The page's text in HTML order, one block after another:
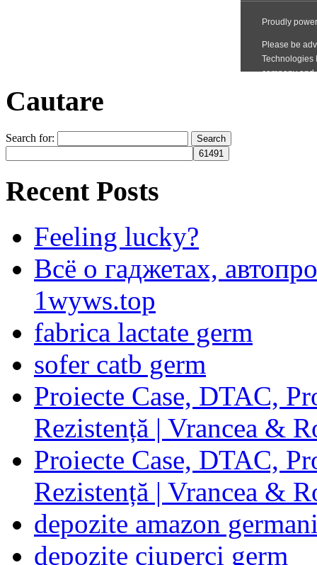
Cautare
Search for:
Recent Posts
Feeling lucky?
Всё о гаджетах,
1wyws.top
fabrica lactate germ
sofer catb germ
Proiecte Case, DTAC,
Rezistență | Vrancea &
Proiecte Case, DTAC,
Rezistență | Vrancea &
depozite amazon
depozite ciuperci germ